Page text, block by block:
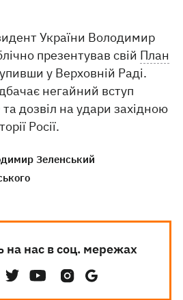
України Володимир
презентував свій План
у Верховній Раді.
негайний вступ
дозвіл на удари західною
Росії.
Зеленський
на нас в соц. мережах